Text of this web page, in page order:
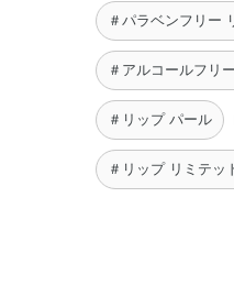
＃パラベンフリー
＃アルコールフリ
＃リップ パール
＃リップ リミテッ